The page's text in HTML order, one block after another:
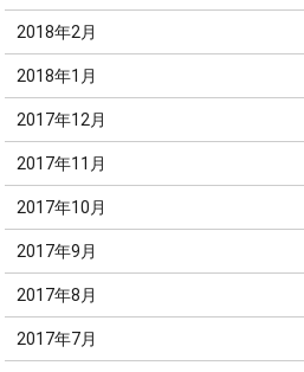
2018年2月
2018年1月
2017年12月
2017年11月
2017年10月
2017年9月
2017年8月
2017年7月